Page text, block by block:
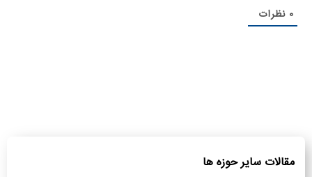
0 نظرات
مقالات سایر حوزه ها